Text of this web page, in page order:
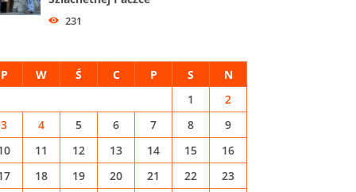
231
P W Ś C P S N
1
2
3
4 5 6 7 8
9
11 12 13 14 15
16
18 19 20 21 22
23